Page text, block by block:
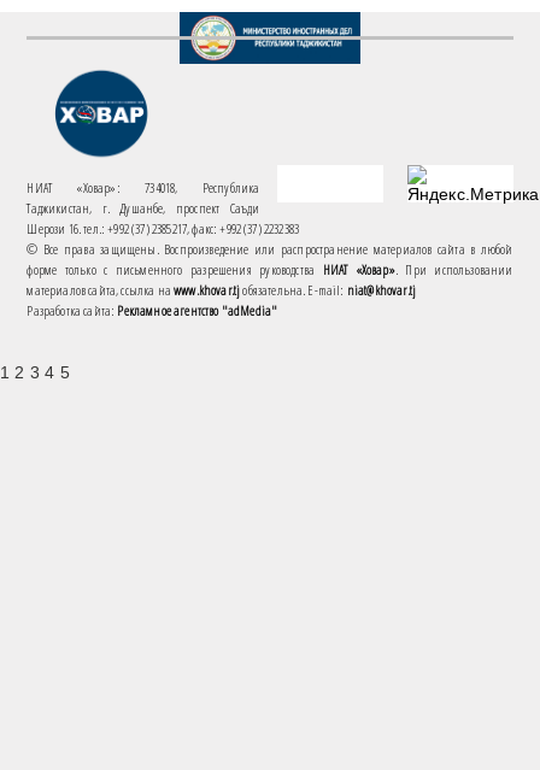
НИАТ «Ховар»: 734018, Республика
Таджикистан, г. Душанбе, проспект Саъди
Шерози 16. тел.: +992 (37) 2385217, факс: +992 (37) 2232383
© Все права защищены. Воспроизведение или распространение материалов сайта в любой
форме только с письменного разрешения руководства НИАТ «Ховар». При использовании
материалов сайта, ссылка наwww.khovar.tjобязательна. E-mail: niat@khovar.tj
Разработка сайта: Рекламное агентство "adMedia"
1 2 3 4 5